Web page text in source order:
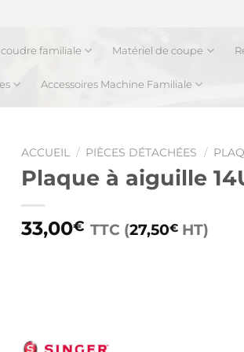
familiale Matériel de coupe
Accessoires Machine Familiale
ACCUEIL / PIÈCES DÉTACHÉES /
Plaque à aiguille
33,00€ TTC (27,50€ HT)